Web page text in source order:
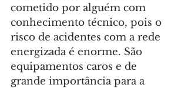
cometido por alguém com
conhecimento técnico, pois o
risco de acidentes com a rede
energizada é enorme. São
equipamentos caros e de
grande importância para a